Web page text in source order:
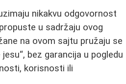
nikakvu odgovornost
u sadržaju ovog
na ovom sajtu pružaju se
bez garancija u pogledu
korisnosti ili